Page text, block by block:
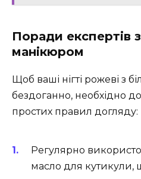
Поради експертів
манікюром
Щоб ваші нігті рожеві з
бездоганно, необхідно
простих правил догляду:
Регулярно
масло для кутикули,